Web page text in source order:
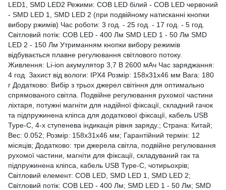
LED1, SMD LED2 Режими: СОВ LED білий - СОВ LED червоний
- SMD LED 1, SMD LED 2 (при подвійному натисканні кнопки
вибору ржимів) Час роботи: 3 год. - 25 год. - 17 год. - 5 год.
Світловий потік: СОВ LED - 400 Лм SMD LED 1 - 50 Лм SMD
LED 2 - 150 Лм Утриманням кнопки вибору режимів
відбувається плавне регулювання світлового потоку.
Живлення: Li-ion акумулятор 3,7 В 2600 мАч Час заряджання:
4 год. Захист від вологи: IPX4 Розмір: 158x31x46 мм Вага: 180
г Додатково: Вибір з трьох джерел світіння для оптимально
спрямованого світла. Подвійне регулювання рухомої частини
ліхтаря, потужні магніти для надійної фіксації, складний гачок
та підпружинена кліпса для додаткової фіксації, кабель USB
Type-C, 4-х ступенева індикація рівня заряду.; Страна: Китай;
Вес: 0.052; Розмір: 158x31x46 мм; Гарантійний термін: 12
місяців; Додатково: три джерела світла, подвійне регулювання
рухомої частини, магніти для фіксації, складуваний гак та
підпружинена кліпса, кабель USB Type-C, чотирьохрів;
Світловий елемент: СОВ LED, SMD LED 1, SMD LED 2;
Світловий потік: СОВ LED - 400 Лм; SMD LED 1 - 50 Лм; SMD